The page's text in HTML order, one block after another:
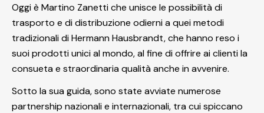
Oggi è Martino Zanetti che unisce le possibilità di
trasporto e di distribuzione odierni a quei metodi
tradizionali di Hermann Hausbrandt, che hanno reso i
suoi prodotti unici al mondo, al fine di offrire ai clienti la
consueta e straordinaria qualità anche in avvenire.
Sotto la sua guida, sono state avviate numerose
partnership nazionali e internazionali, tra cui spiccano